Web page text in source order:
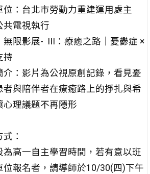
位：台北市勞動力重建運用處主
共電視執行
無限影展- III：療癒之路｜憂鬱症 ×
持
介：影片為公視原創記錄，看見憂
者與陪伴者在療癒路上的掙扎與希
心理議題不再隱形
：
為高一自主學習時間，若有意以班
位報名者，請導師於10/30(四)下午